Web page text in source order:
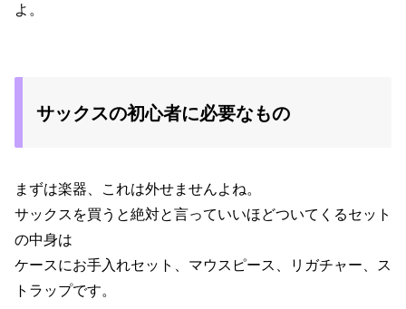
よ。
サックスの初心者に必要なもの
まずは楽器、これは外せませんよね。
サックスを買うと絶対と言っていいほどついてくるセット
の中身は
ケースにお手入れセット、マウスピース、リガチャー、ス
トラップです。